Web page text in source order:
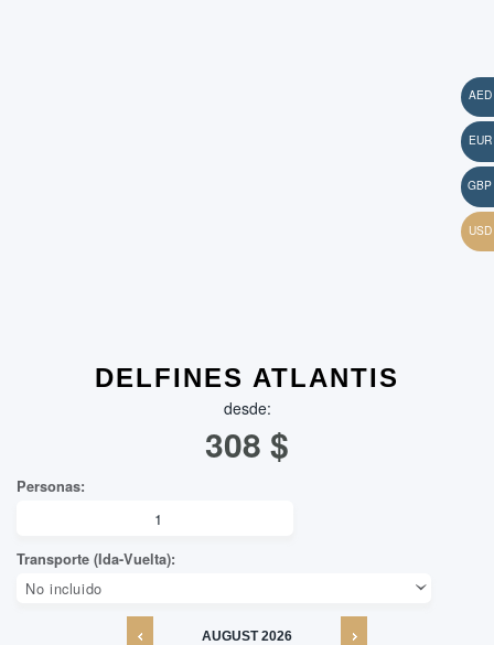
DELFINES ATLANTIS
desde:
308 $
AUGUST 2026